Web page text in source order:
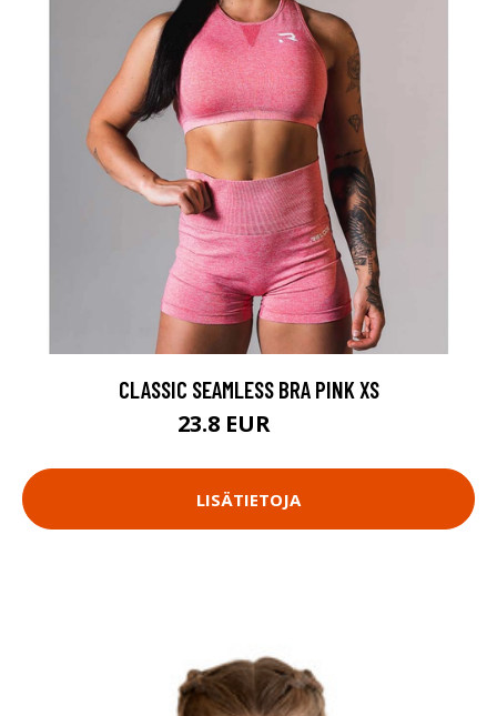
CLASSIC SEAMLESS BRA PINK XS
23.8 EUR
LISÄTIETOJA